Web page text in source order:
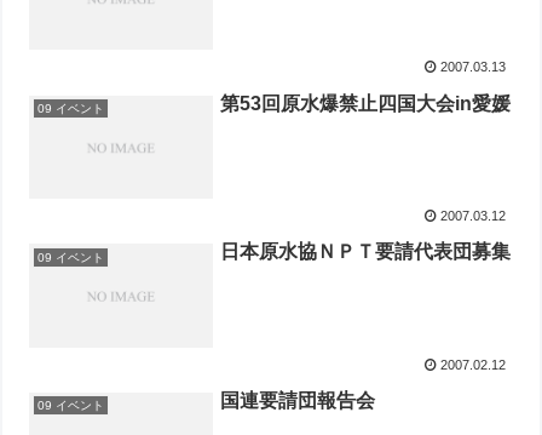
2007.03.13
09 イベント 第53回原水爆禁止四国大会in愛媛
2007.03.12
09 イベント 日本原水協ＮＰＴ要請代表団募集
2007.02.12
09 イベント 国連要請団報告会